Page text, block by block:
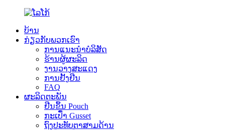
ບ້ານ
ກ່ຽວ​ກັບ​ພວກ​ເຮົາ
ການແນະນໍາບໍລິສັດ
ຮ້ານຜູ້ຜະລິດ
ງານວາງສະແດງ
ການຢັ້ງຢືນ
FAQ
ຜະລິດຕະພັນ
ຢືນຂຶ້ນ Pouch
ກະເປົ໋າ Gusset
ຖົງປະທັບຕາສາມດ້ານ